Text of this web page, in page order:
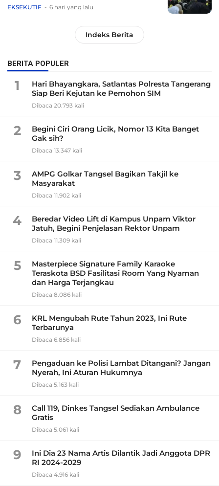
EKSEKUTIF 6 hari yang lalu
Indeks Berita
BERITA POPULER
1
Hari Bhayangkara, Satlantas Polresta Tangerang
Siap Beri Kejutan ke Pemohon SIM
Dibaca 20.793 kali
2
Begini Ciri Orang Licik, Nomor 13 Kita Banget
Gak sih?
Dibaca 13.347 kali
3
AMPG Golkar Tangsel Bagikan Takjil ke
Masyarakat
Dibaca 11.902 kali
4
Beredar Video Lift di Kampus Unpam Viktor
Jatuh, Begini Penjelasan Rektor Unpam
Dibaca 11.309 kali
5
Masterpiece Signature Family Karaoke
Teraskota BSD Fasilitasi Room Yang Nyaman
dan Harga Terjangkau
Dibaca 8.086 kali
6
KRL Mengubah Rute Tahun 2023, Ini Rute
Terbarunya
Dibaca 6.856 kali
7
Pengaduan ke Polisi Lambat Ditangani? Jangan
Nyerah, Ini Aturan Hukumnya
Dibaca 5.163 kali
8
Call 119, Dinkes Tangsel Sediakan Ambulance
Gratis
Dibaca 5.061 kali
9
Ini Dia 23 Nama Artis Dilantik Jadi Anggota DPR
RI 2024-2029
Dibaca 4.916 kali